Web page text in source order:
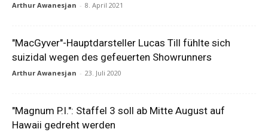
Arthur Awanesjan - 8. April 2021
"MacGyver"-Hauptdarsteller Lucas Till fühlte sich
suizidal wegen des gefeuerten Showrunners
Arthur Awanesjan - 23. Juli 2020
"Magnum P.I.": Staffel 3 soll ab Mitte August auf
Hawaii gedreht werden